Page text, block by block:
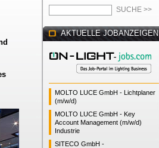
AKTUELLE JOBANZEIGEN
MOLTO LUCE GmbH - Lichtplaner
(m/w/d)
MOLTO LUCE GmbH - Key
Account Management (m/w/d)
Industrie
SITECO GmbH -